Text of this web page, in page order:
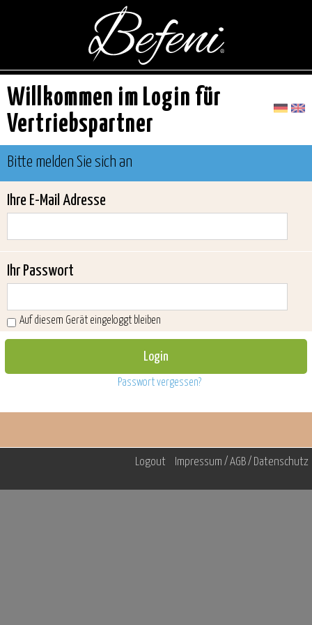
Willkommen im Login für
Vertriebspartner
Bitte melden Sie sich an
Ihre E-Mail Adresse
Ihr Passwort
Auf diesem Gerät eingeloggt bleiben
Passwort vergessen?
Logout Impressum / AGB / Datenschutz